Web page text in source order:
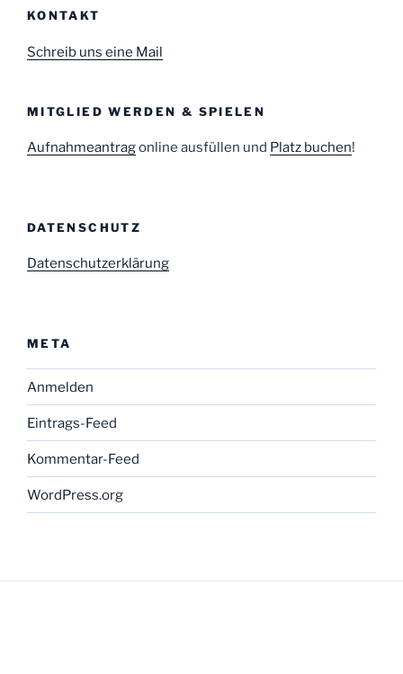
KONTAKT
Schreib uns eine Mail
MITGLIED WERDEN & SPIELEN
Aufnahmeantragonline ausfüllen und Platz buchen!
DATENSCHUTZ
Datenschutzerklärung
META
Anmelden
Eintrags-Feed
Kommentar-Feed
WordPress.org